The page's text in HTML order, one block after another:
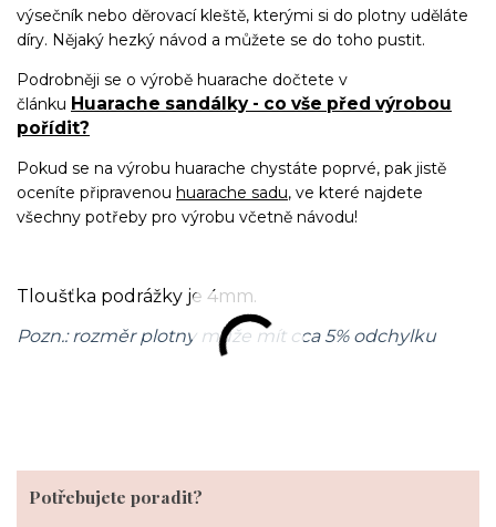
výsečník nebo děrovací kleště, kterými si do plotny uděláte
díry. Nějaký hezký návod a můžete se do toho pustit.
Podrobněji se o výrobě huarache dočtete v
článku Huarache sandálky - co vše před výrobou
pořídit?
Pokud se na výrobu huarache chystáte poprvé, pak jistě
oceníte připravenou huarache sadu, ve které najdete
všechny potřeby pro výrobu včetně návodu!
Tloušťka podrážky je 4mm.
Pozn.: rozměr plotny může mít cca 5% odchylku
Potřebujete poradit?